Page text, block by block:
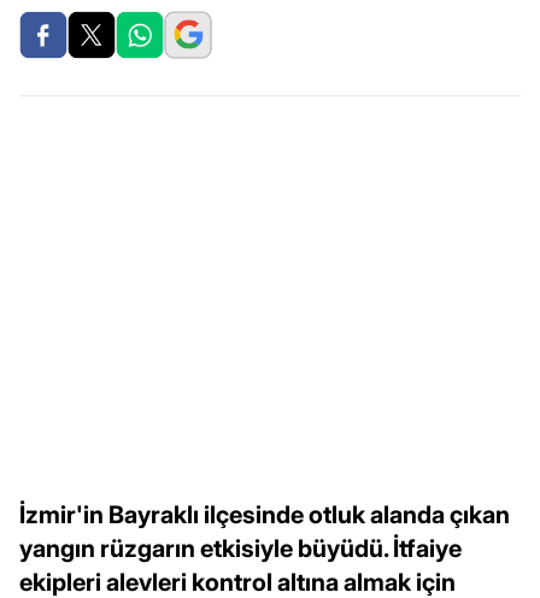
İzmir'in Bayraklı ilçesinde otluk alanda çıkan
yangın rüzgarın etkisiyle büyüdü. İtfaiye
ekipleri alevleri kontrol altına almak için